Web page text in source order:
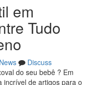
em
Tudo
News
Discuss
do seu bebê ? Em
incrível de artigos para o